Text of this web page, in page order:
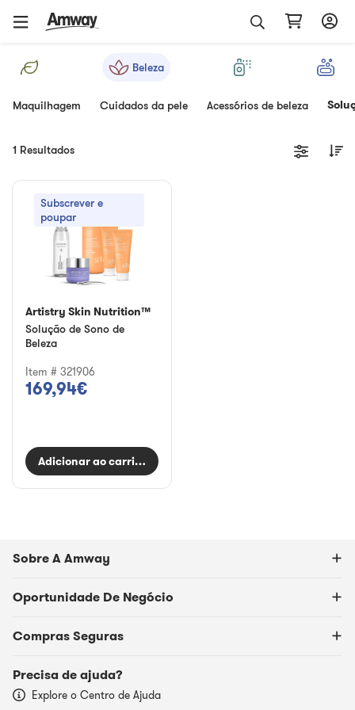
Beleza
Maquilhagem Cuidados da pele Acessórios de beleza
1 Resultados
Subscrever e
poupar
Artistry Skin Nutrition™
Solução de Sono de
Beleza
Item # 321906
169,94€
Adicionar ao carrinho
Sobre A Amway
Oportunidade De Negócio
Compras Seguras
Precisa de ajuda?
Explore o Centro de Ajuda